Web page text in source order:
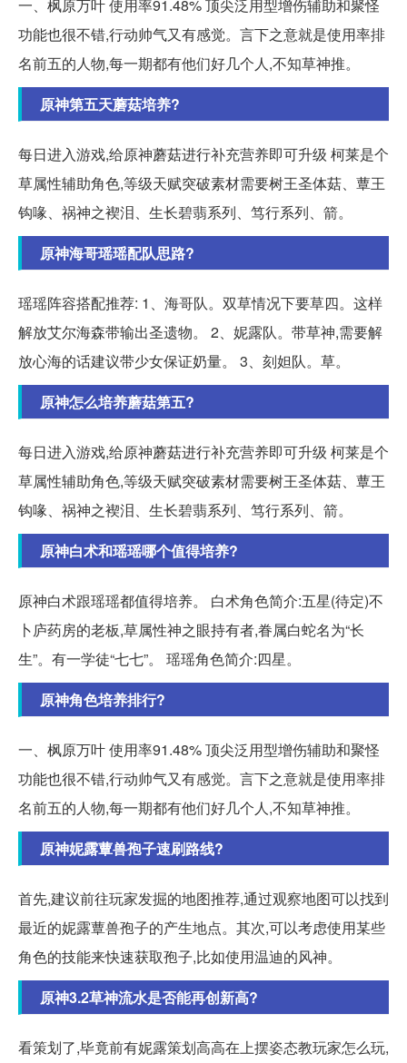
一、枫原万叶 使用率91.48% 顶尖泛用型增伤辅助和聚怪
功能也很不错,行动帅气又有感觉。言下之意就是使用率排
名前五的人物,每一期都有他们好几个人,不知草神推。
原神第五天蘑菇培养?
每日进入游戏,给原神蘑菇进行补充营养即可升级 柯莱是个
草属性辅助角色,等级天赋突破素材需要树王圣体菇、蕈王
钩喙、祸神之褉泪、生长碧翡系列、笃行系列、箭。
原神海哥瑶瑶配队思路?
瑶瑶阵容搭配推荐: 1、海哥队。双草情况下要草四。这样
解放艾尔海森带输出圣遗物。 2、妮露队。带草神,需要解
放心海的话建议带少女保证奶量。 3、刻妲队。草。
原神怎么培养蘑菇第五?
每日进入游戏,给原神蘑菇进行补充营养即可升级 柯莱是个
草属性辅助角色,等级天赋突破素材需要树王圣体菇、蕈王
钩喙、祸神之褉泪、生长碧翡系列、笃行系列、箭。
原神白术和瑶瑶哪个值得培养?
原神白术跟瑶瑶都值得培养。 白术角色简介:五星(待定)不
卜庐药房的老板,草属性神之眼持有者,眷属白蛇名为“长
生”。有一学徒“七七”。 瑶瑶角色简介:四星。
原神角色培养排行?
一、枫原万叶 使用率91.48% 顶尖泛用型增伤辅助和聚怪
功能也很不错,行动帅气又有感觉。言下之意就是使用率排
名前五的人物,每一期都有他们好几个人,不知草神推。
原神妮露蕈兽孢子速刷路线?
首先,建议前往玩家发掘的地图推荐,通过观察地图可以找到
最近的妮露蕈兽孢子的产生地点。其次,可以考虑使用某些
角色的技能来快速获取孢子,比如使用温迪的风神。
原神3.2草神流水是否能再创新高?
看策划了,毕竟前有妮露策划高高在上摆姿态教玩家怎么玩,